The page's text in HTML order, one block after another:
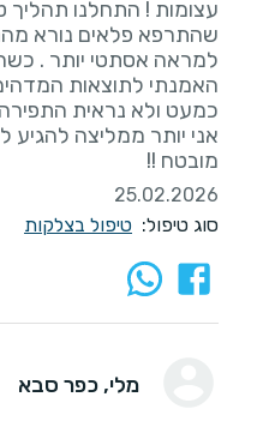
שהתרפא פלאים נורא
למראה אסתטי יותר .
האמנתי לתוצאות
כמעט ולא נראית
אני יותר ממליצה להגיע
מובטח !!
25.02.2026
סוג טיפול: טיפול בצלקות
מלי, כפר סבא